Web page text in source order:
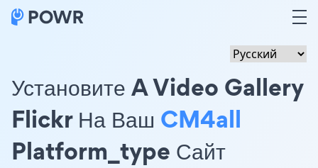
Установите A Video Gallery
Flickr На Ваш CM4all
Platform_type Сайт